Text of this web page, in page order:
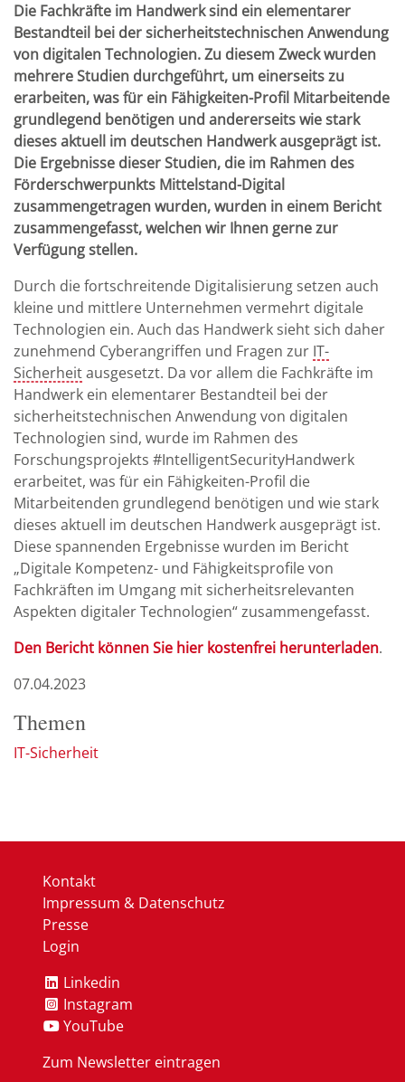
Die Fachkräfte im Handwerk sind ein elementarer
Bestandteil bei der sicherheitstechnischen Anwendung
von digitalen Technologien. Zu diesem Zweck wurden
mehrere Studien durchgeführt, um einerseits zu
erarbeiten, was für ein Fähigkeiten-Profil Mitarbeitende
grundlegend benötigen und andererseits wie stark
dieses aktuell im deutschen Handwerk ausgeprägt ist.
Die Ergebnisse dieser Studien, die im Rahmen des
Förderschwerpunkts Mittelstand-Digital
zusammengetragen wurden, wurden in einem Bericht
zusammengefasst, welchen wir Ihnen gerne zur
Verfügung stellen.
Durch die fortschreitende Digitalisierung setzen auch
kleine und mittlere Unternehmen vermehrt digitale
Technologien ein. Auch das Handwerk sieht sich daher
zunehmend Cyberangriffen und Fragen zur IT-
Sicherheitausgesetzt. Da vor allem die Fachkräfte im
Handwerk ein elementarer Bestandteil bei der
sicherheitstechnischen Anwendung von digitalen
Technologien sind, wurde im Rahmen des
Forschungsprojekts #IntelligentSecurityHandwerk
erarbeitet, was für ein Fähigkeiten-Profil die
Mitarbeitenden grundlegend benötigen und wie stark
dieses aktuell im deutschen Handwerk ausgeprägt ist.
Diese spannenden Ergebnisse wurden im Bericht
„Digitale Kompetenz- und Fähigkeitsprofile von
Fachkräften im Umgang mit sicherheitsrelevanten
Aspekten digitaler Technologien“ zusammengefasst.
Den Bericht können Sie hier kostenfrei herunterladen.
07.04.2023
Themen
IT-Sicherheit
Kontakt
Impressum & Datenschutz
Presse
Login
Linkedin
Instagram
YouTube
Zum Newsletter eintragen